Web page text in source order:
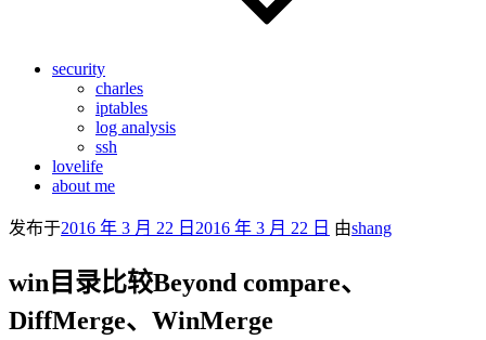
security
charles
iptables
log analysis
ssh
lovelife
about me
发布于2016 年 3 月 22 日 2016 年 3 月 22 日 由shang
win目录比较Beyond compare、
DiffMerge、WinMerge